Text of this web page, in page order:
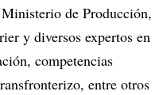
de Producción,
y diversos expertos en
competencias
entre otros